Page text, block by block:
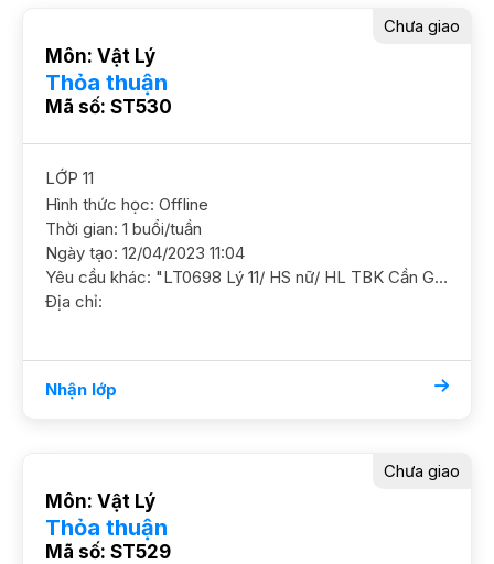
Môn: Vật Lý
Thỏa thuận
Mã số: ST530
Chưa giao
LỚP 11
Hình thức học: Offline
Thời gian: 1 buổi/tuần
Ngày tạo: 12/04/2023 11:04
Yêu cầu khác: "LT0698 Lý 11/ HS nữ/ HL TBK Cần GS củng cố kiến thức và nâng cao thêm ĐC Lê Văn Lương, p.Nhân Chính, Thanh Xuân YC GS nam nữ ok"
Địa chỉ:
Nhận lớp
Môn: Vật Lý
Thỏa thuận
Mã số: ST529
Chưa giao